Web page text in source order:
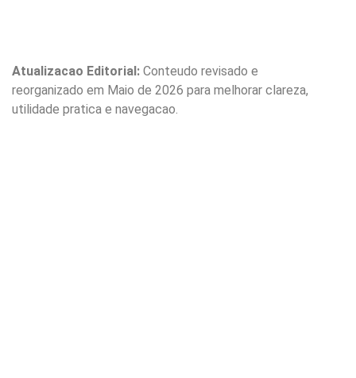
Atualizacao Editorial: Conteudo revisado e
reorganizado em Maio de 2026 para melhorar clareza,
utilidade pratica e navegacao.